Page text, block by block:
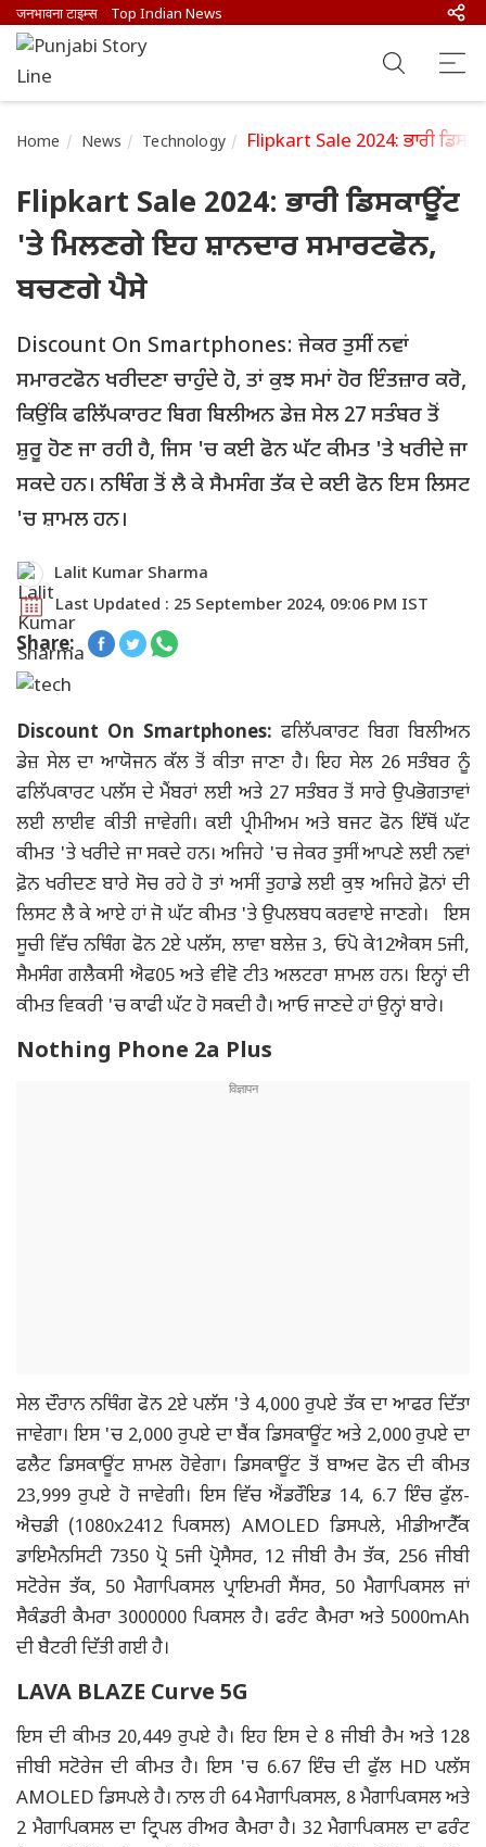
जनभावना टाइम्स Top Indian News
Home News Technology Flipkart Sale 2024: ਭਾਰੀ
Flipkart Sale 2024: ਭਾਰੀ ਡਿਸਕਾਊਂਟ
'ਤੇ ਮਿਲਣਗੇ ਇਹ ਸ਼ਾਨਦਾਰ ਸਮਾਰਟਫੋਨ,
ਬਚਣਗੇ ਪੈਸੇ
Discount On Smartphones: ਜੇਕਰ ਤੁਸੀਂ ਨਵਾਂ
ਸਮਾਰਟਫੋਨ ਖਰੀਦਣਾ ਚਾਹੁੰਦੇ ਹੋ, ਤਾਂ ਕੁਝ ਸਮਾਂ ਹੋਰ ਇੰਤਜ਼ਾਰ ਕਰੋ,
ਕਿਉਂਕਿ ਫਲਿੱਪਕਾਰਟ ਬਿਗ ਬਿਲੀਅਨ ਡੇਜ਼ ਸੇਲ 27 ਸਤੰਬਰ ਤੋਂ
ਸ਼ੁਰੂ ਹੋਣ ਜਾ ਰਹੀ ਹੈ, ਜਿਸ 'ਚ ਕਈ ਫੋਨ ਘੱਟ ਕੀਮਤ 'ਤੇ ਖਰੀਦੇ ਜਾ
ਸਕਦੇ ਹਨ। ਨਥਿੰਗ ਤੋਂ ਲੈ ਕੇ ਸੈਮਸੰਗ ਤੱਕ ਦੇ ਕਈ ਫੋਨ ਇਸ ਲਿਸਟ
'ਚ ਸ਼ਾਮਲ ਹਨ।
Lalit Kumar Sharma
Last Updated : 25 September 2024, 09:06 PM IST
Share:
Discount On Smartphones: ਫਲਿੱਪਕਾਰਟ ਬਿਗ ਬਿਲੀਅਨ
ਡੇਜ਼ ਸੇਲ ਦਾ ਆਯੋਜਨ ਕੱਲ ਤੋਂ ਕੀਤਾ ਜਾਣਾ ਹੈ। ਇਹ ਸੇਲ 26 ਸਤੰਬਰ ਨੂੰ
ਫਲਿੱਪਕਾਰਟ ਪਲੱਸ ਦੇ ਮੈਂਬਰਾਂ ਲਈ ਅਤੇ 27 ਸਤੰਬਰ ਤੋਂ ਸਾਰੇ ਉਪਭੋਗਤਾਵਾਂ
ਲਈ ਲਾਈਵ ਕੀਤੀ ਜਾਵੇਗੀ। ਕਈ ਪ੍ਰੀਮੀਅਮ ਅਤੇ ਬਜਟ ਫੋਨ ਇੱਥੋਂ ਘੱਟ
ਕੀਮਤ 'ਤੇ ਖਰੀਦੇ ਜਾ ਸਕਦੇ ਹਨ। ਅਜਿਹੇ 'ਚ ਜੇਕਰ ਤੁਸੀਂ ਆਪਣੇ ਲਈ ਨਵਾਂ
ਫ਼ੋਨ ਖਰੀਦਣ ਬਾਰੇ ਸੋਚ ਰਹੇ ਹੋ ਤਾਂ ਅਸੀਂ ਤੁਹਾਡੇ ਲਈ ਕੁਝ ਅਜਿਹੇ ਫ਼ੋਨਾਂ ਦੀ
ਲਿਸਟ ਲੈ ਕੇ ਆਏ ਹਾਂ ਜੋ ਘੱਟ ਕੀਮਤ 'ਤੇ ਉਪਲਬਧ ਕਰਵਾਏ ਜਾਣਗੇ। ਇਸ
ਸੂਚੀ ਵਿੱਚ ਨਥਿੰਗ ਫੋਨ 2ਏ ਪਲੱਸ, ਲਾਵਾ ਬਲੇਜ਼ 3, ਓਪੋ ਕੇ12ਐਕਸ 5ਜੀ,
ਸੈਮਸੰਗ ਗਲੈਕਸੀ ਐਫ05 ਅਤੇ ਵੀਵੋ ਟੀ3 ਅਲਟਰਾ ਸ਼ਾਮਲ ਹਨ। ਇਨ੍ਹਾਂ ਦੀ
ਕੀਮਤ ਵਿਕਰੀ 'ਚ ਕਾਫੀ ਘੱਟ ਹੋ ਸਕਦੀ ਹੈ। ਆਓ ਜਾਣਦੇ ਹਾਂ ਉਨ੍ਹਾਂ ਬਾਰੇ।
Nothing Phone 2a Plus
ਸੇਲ ਦੌਰਾਨ ਨਥਿੰਗ ਫੋਨ 2ਏ ਪਲੱਸ 'ਤੇ 4,000 ਰੁਪਏ ਤੱਕ ਦਾ ਆਫਰ ਦਿੱਤਾ
ਜਾਵੇਗਾ। ਇਸ 'ਚ 2,000 ਰੁਪਏ ਦਾ ਬੈਂਕ ਡਿਸਕਾਊਂਟ ਅਤੇ 2,000 ਰੁਪਏ ਦਾ
ਫਲੈਟ ਡਿਸਕਾਊਂਟ ਸ਼ਾਮਲ ਹੋਵੇਗਾ। ਡਿਸਕਾਊਂਟ ਤੋਂ ਬਾਅਦ ਫੋਨ ਦੀ ਕੀਮਤ
23,999 ਰੁਪਏ ਹੋ ਜਾਵੇਗੀ। ਇਸ ਵਿੱਚ ਐਂਡਰੌਇਡ 14, 6.7 ਇੰਚ ਫੁੱਲ-
ਐਚਡੀ (1080x2412 ਪਿਕਸਲ) AMOLED ਡਿਸਪਲੇ, ਮੀਡੀਆਟੈੱਕ
ਡਾਇਮੈਨਸਿਟੀ 7350 ਪ੍ਰੋ 5ਜੀ ਪ੍ਰੋਸੈਸਰ, 12 ਜੀਬੀ ਰੈਮ ਤੱਕ, 256 ਜੀਬੀ
ਸਟੋਰੇਜ ਤੱਕ, 50 ਮੈਗਾਪਿਕਸਲ ਪ੍ਰਾਇਮਰੀ ਸੈਂਸਰ, 50 ਮੈਗਾਪਿਕਸਲ ਜਾਂ
ਸੈਕੰਡਰੀ ਕੈਮਰਾ 3000000 ਪਿਕਸਲ ਹੈ। ਫਰੰਟ ਕੈਮਰਾ ਅਤੇ 5000mAh
ਦੀ ਬੈਟਰੀ ਦਿੱਤੀ ਗਈ ਹੈ।
LAVA BLAZE Curve 5G
ਇਸ ਦੀ ਕੀਮਤ 20,449 ਰੁਪਏ ਹੈ। ਇਹ ਇਸ ਦੇ 8 ਜੀਬੀ ਰੈਮ ਅਤੇ 128
ਜੀਬੀ ਸਟੋਰੇਜ ਦੀ ਕੀਮਤ ਹੈ। ਇਸ 'ਚ 6.67 ਇੰਚ ਦੀ ਫੁੱਲ HD ਪਲੱਸ
AMOLED ਡਿਸਪਲੇ ਹੈ। ਨਾਲ ਹੀ 64 ਮੈਗਾਪਿਕਸਲ, 8 ਮੈਗਾਪਿਕਸਲ ਅਤੇ
2 ਮੈਗਾਪਿਕਸਲ ਦਾ ਟ੍ਰਿਪਲ ਰੀਅਰ ਕੈਮਰਾ ਹੈ। 32 ਮੈਗਾਪਿਕਸਲ ਦਾ ਫਰੰਟ